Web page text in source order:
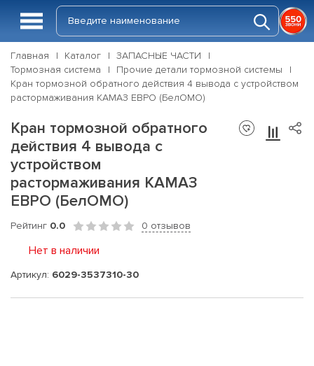
Главная Каталог
ЗАПАСНЫЕ ЧАСТИ
Тормозная система
Прочие детали тормозной системы
Кран тормозной обратного действия 4 вывода с устройством
растормаживания КАМАЗ ЕВРО (БелОМО)
Кран тормозной обратного
действия 4 вывода с
устройством
растормаживания КАМАЗ
ЕВРО (БелОМО)
Рейтинг 0.0 0 отзывов
Нет в наличии
Артикул: 6029-3537310-30